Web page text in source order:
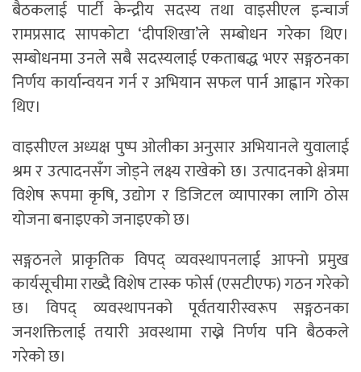
बैठकलाई पार्टी केन्द्रीय सदस्य तथा वाइसीएल इन्चार्ज
रामप्रसाद सापकोटा ‘दीपशिखा’ले सम्बोधन गरेका थिए।
सम्बोधनमा उनले सबै सदस्यलाई एकताबद्ध भएर सङ्गठनका
निर्णय कार्यान्वयन गर्न र अभियान सफल पार्न आह्वान गरेका
थिए।
वाइसीएल अध्यक्ष पुष्प ओलीका अनुसार अभियानले युवालाई
श्रम र उत्पादनसँग जोड्ने लक्ष्य राखेको छ। उत्पादनको क्षेत्रमा
विशेष रूपमा कृषि, उद्योग र डिजिटल व्यापारका लागि ठोस
योजना बनाइएको जनाइएको छ।
सङ्गठनले प्राकृतिक विपद् व्यवस्थापनलाई आफ्नो प्रमुख
कार्यसूचीमा राख्दै विशेष टास्क फोर्स (एसटीएफ) गठन गरेको
छ। विपद् व्यवस्थापनको पूर्वतयारीस्वरूप सङ्गठनका
जनशक्तिलाई तयारी अवस्थामा राख्ने निर्णय पनि बैठकले
गरेको छ।